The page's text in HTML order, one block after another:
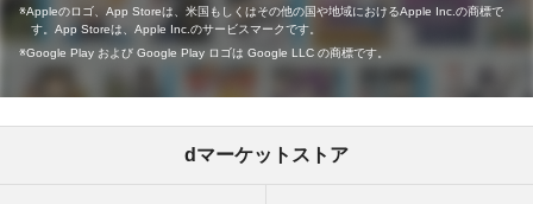
Appleのロゴ、App Storeは、米国もしくはその他の国や地域におけるApple Inc.の商標で
す。App Storeは、Apple Inc.のサービスマークです。
Google Play および Google Play ロゴは Google LLC の商標です。
dマーケットストア